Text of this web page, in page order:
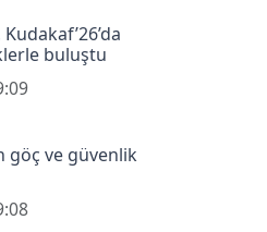
buluştu
göç ve güvenlik